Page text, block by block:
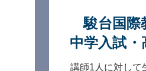
駿台国際
中学入試・
講師1人に対して